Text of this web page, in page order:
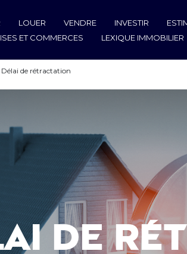
LOUER VENDRE INVESTIR
ET COMMERCES
LEXIQUE IMMOBILIER
Délai de rétractation
de